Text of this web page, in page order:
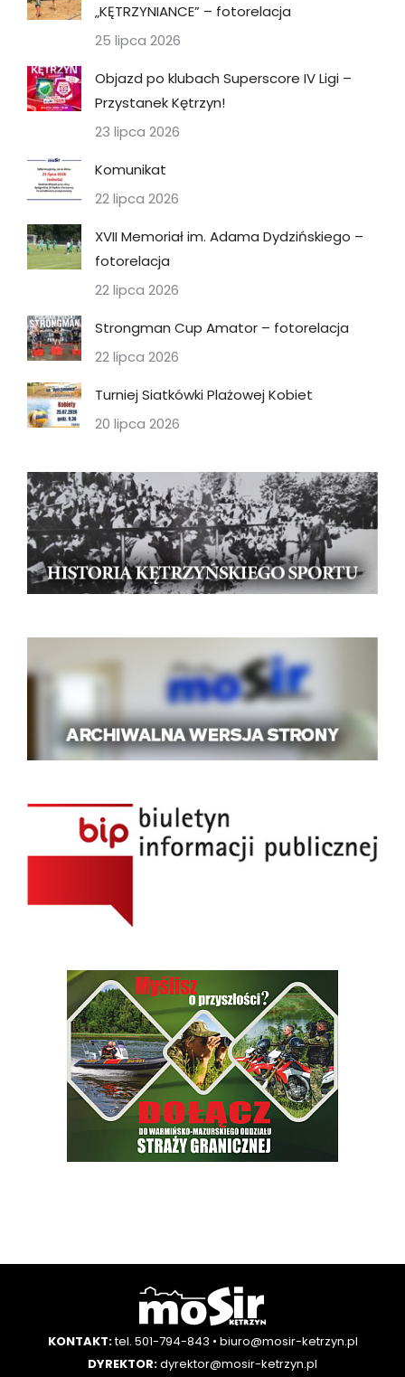
„KĘTRZYNIANCE” – fotorelacja
25 lipca 2026
Objazd po klubach Superscore IV Ligi –
Przystanek Kętrzyn!
23 lipca 2026
Komunikat
22 lipca 2026
XVII Memoriał im. Adama Dydzińskiego –
fotorelacja
22 lipca 2026
Strongman Cup Amator – fotorelacja
22 lipca 2026
Turniej Siatkówki Plażowej Kobiet
20 lipca 2026
KONTAKT:tel. 501-794-843 • biuro@mosir-ketrzyn.pl
DYREKTOR:dyrektor@mosir-ketrzyn.pl